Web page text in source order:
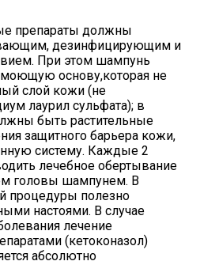
препараты должны
дезинфицирующим и
При этом шампунь
основу,которая не
слой кожи (не
лаурил сульфата); в
быть растительные
защитного барьера кожи,
систему. Каждые 2
лечебное обертывание
головы шампунем. В
процедуры полезно
настоями. В случае
лечение
(кетоконазол)
абсолютно